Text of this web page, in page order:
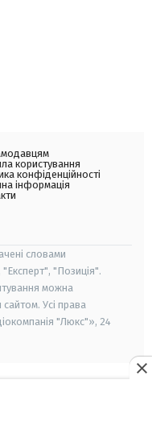
користування
конфіденційності
інформація
словами
"Позиція".
можна
Усі права
"Люкс"», 24